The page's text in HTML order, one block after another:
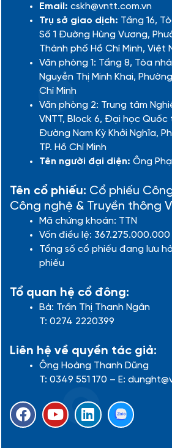
Email: cskh@vntt.com.vn
Trụ sở giao dịch: Tầng 16,
Số 1 Đường Hùng Vương,
Thành phố Hồ Chí Minh, Việt
Văn phòng 1: Tầng 8, Tòa
Nguyễn Thị Minh Khai,
Chí Minh
Văn phòng 2: Trung tâm
VNTT, Block 6, Đại học
Đường Nam Kỳ Khởi Nghĩa,
TP. Hồ Chí Minh
Tên người đại diện: Ông
Tên cổ phiếu: Cổ phiếu
Công nghệ & Truyền thông
Mã chứng khoán: TTN
Vốn điều lệ:
Tổng số cổ phiếu đang lưu
phiếu
Tổ quan hệ cổ đông:
Bà: Trần Thị Thanh Ngân
T: 0274 2220399
Liên hệ về quyền tác giả:
Ông Hoàng Thanh Dũng
T: 0349 551 170 – E:
F
a
Y
o
L
i